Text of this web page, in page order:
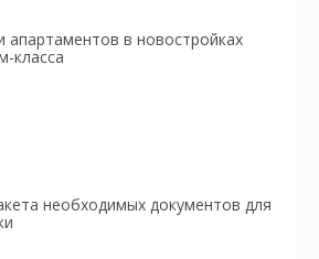
апартаментов в новостройках
класса
необходимых документов для